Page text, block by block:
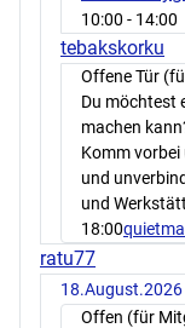
10:00 - 14:00
tebakskorku
Offene Tür
Du möchtest
machen
Komm vorbei
und
und
18:00
ratu77
18.August.2026
Offen (für